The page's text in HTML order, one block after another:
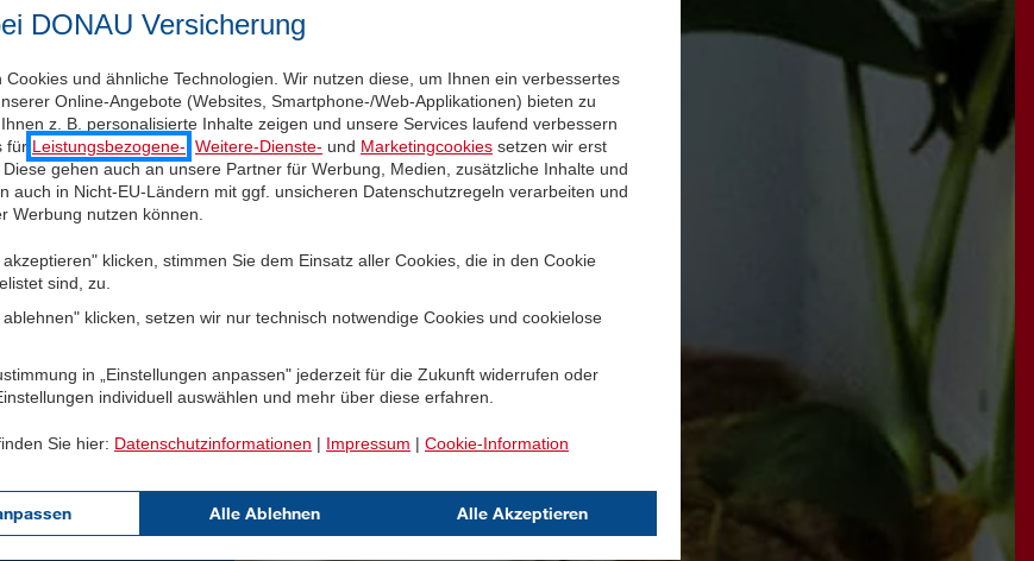
DONAU Versicherung
und ähnliche Technologien. Wir nutzen diese, um Ihnen ein verbessertes
Online-Angebote (Websites, Smartphone-/Web-Applikationen) bieten zu
z. B. personalisierte Inhalte zeigen und unsere Services laufend verbessern
für Leistungsbezogene- Weitere-Dienste- und Marketingcookies setzen wir erst
gehen auch an unsere Partner für Werbung, Medien, zusätzliche Inhalte und
auch in Nicht-EU-Ländern mit ggf. unsicheren Datenschutzregeln verarbeiten und
Werbung nutzen können.
akzeptieren" klicken, stimmen Sie dem Einsatz aller Cookies, die in den Cookie
sind, zu.
ablehnen" klicken, setzen wir nur technisch notwendige Cookies und cookielose
in „Einstellungen anpassen" jederzeit für die Zukunft widerrufen oder
individuell auswählen und mehr über diese erfahren.
Sie hier: Datenschutzinformationen | Impressum | Cookie-Information
Alle Ablehnen Alle Akzeptieren